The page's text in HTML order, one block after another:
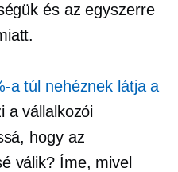
és az egyszerre
a túl nehéznek látja a
a vállalkozói
hogy az
válik? Íme, mivel